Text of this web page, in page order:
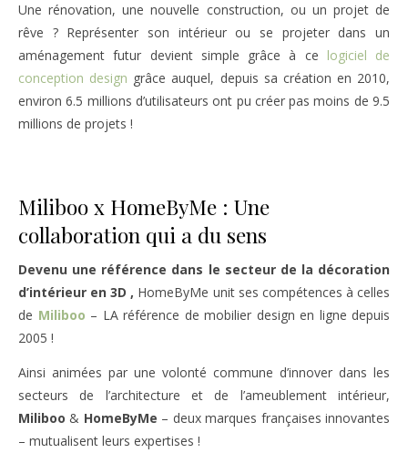
Une rénovation, une nouvelle construction, ou un projet de
rêve ? Représenter son intérieur ou se projeter dans un
aménagement futur devient simple grâce à ce logiciel de
conception design grâce auquel, depuis sa création en 2010,
environ 6.5 millions d’utilisateurs ont pu créer pas moins de 9.5
millions de projets !
Miliboo x HomeByMe : Une
collaboration qui a du sens
Devenu une référence dans le secteur de la décoration
d’intérieur en 3D , HomeByMe unit ses compétences à celles
de Miliboo – LA référence de mobilier design en ligne depuis
2005 !
Ainsi animées par une volonté commune d’innover dans les
secteurs de l’architecture et de l’ameublement intérieur,
Miliboo& HomeByMe – deux marques françaises innovantes
– mutualisent leurs expertises !